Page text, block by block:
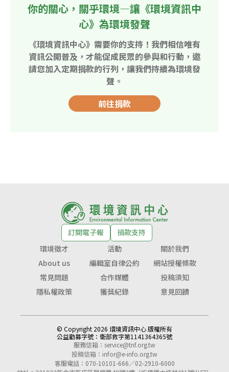
你的關心，關乎環境—讓《環境資訊中
心》為環境發聲
《環境資訊中心》需要你的支持！我們相信唯有
資訊公開普及，才能促成民眾的參與和行動，邀
請您加入定期捐款的行列，讓我們持續為環境發
聲。
前往捐款
訂閱電子報
捐款支持
環境徵才
活動
關於我們
About us
編輯室自律公約
網站授權條款
常見問題
合作媒體
投稿須知
隱私權政策
獲獎紀錄 意見回饋
© Copyright 2026 環境資訊中心 版權所有
公益勸募字號： 衛部救字第1141364365號
服務信箱： service@tnf.org.tw
投稿信箱： infor@e-info.org.tw
客服電話：070-10101-666／02-2910-6000